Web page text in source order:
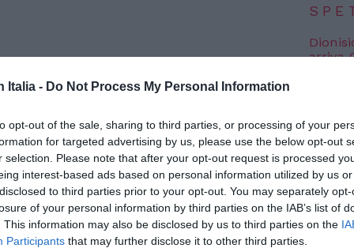
Italia - Do Not Process My Personal Information
opt-out of the sale, sharing to third parties, or processing of your
for targeted advertising by us, please use the below opt-out
selection. Please note that after your opt-out request is processed
interest-based ads based on personal information utilized by us
to third parties prior to your opt-out. You may separately
of your personal information by third parties on the IAB’s list of
This information may also be disclosed by us to third parties on the
Participants that may further disclose it to other third parties.
delle lingue che aiuta a
Secondo uno studio condotto da
New York (CUNY) e della University of
per imparare le lingue più efficace: 15
a un semestre di spagnolo
arriva
Voci
7